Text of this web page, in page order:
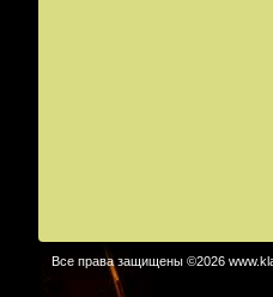
Все права защищены ©2026